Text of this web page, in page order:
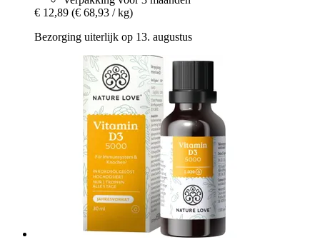
€ 12,89 (€ 68,93 / kg)
Bezorging uiterlijk op 13. augustus